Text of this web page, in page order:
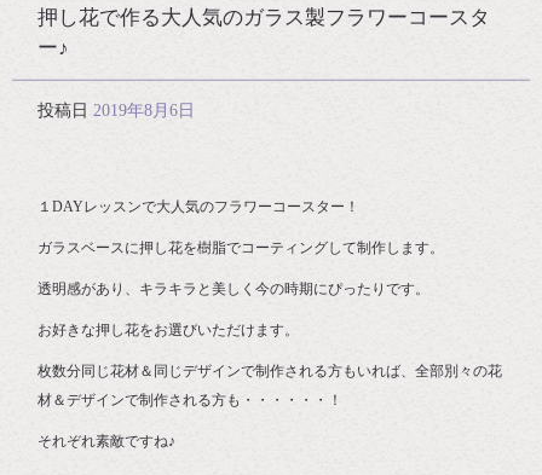
押し花で作る大人気のガラス製フラワーコースタ
ー♪
投稿日 2019年8月6日
１DAYレッスンで大人気のフラワーコースター！
ガラスベースに押し花を樹脂でコーティングして制作します。
透明感があり、キラキラと美しく今の時期にぴったりです。
お好きな押し花をお選びいただけます。
枚数分同じ花材＆同じデザインで制作される方もいれば、全部別々の花
材＆デザインで制作される方も・・・・・・！
それぞれ素敵ですね♪